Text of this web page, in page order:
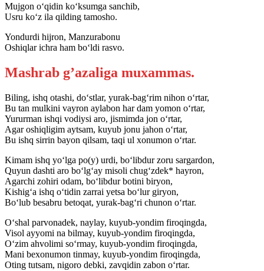
Mujgon o‘qidin ko‘ksumga sanchib,
Usru ko‘z ila qilding tamosho.
Yondurdi hijron, Manzurabonu
Oshiqlar ichra ham bo‘ldi rasvo.
Mashrab g’azaliga muxammas.
Biling, ishq otashi, do‘stlar, yurak-bag‘rim nihon o‘rtar,
Bu tan mulkini vayron aylabon har dam yomon o‘rtar,
Yururman ishqi vodiysi aro, jismimda jon o‘rtar,
Agar oshiqligim aytsam, kuyub jonu jahon o‘rtar,
Bu ishq sirrin bayon qilsam, taqi ul xonumon o‘rtar.
Kimam ishq yo‘lga po(y) urdi, bo‘libdur zoru sargardon,
Quyun dashti aro bo‘lg‘ay misoli chug‘zdek* hayron,
Agarchi zohiri odam, bo‘libdur botini biryon,
Kishig‘a ishq o‘tidin zarrai yetsa bo‘lur giryon,
Bo‘lub besabru betoqat, yurak-bag‘ri chunon o‘rtar.
O‘shal parvonadek, naylay, kuyub-yondim firoqingda,
Visol ayyomi na bilmay, kuyub-yondim firoqingda,
O‘zim ahvolimi so‘rmay, kuyub-yondim firoqingda,
Mani bexonumon tinmay, kuyub-yondim firoqingda,
Oting tutsam, nigoro debki, zavqidin zabon o‘rtar.